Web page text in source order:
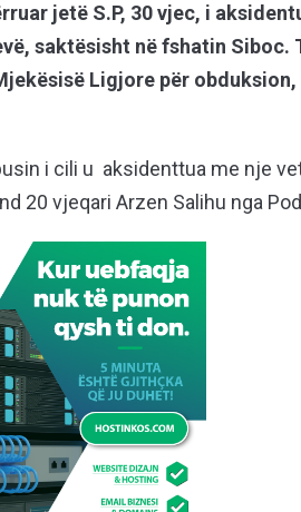
jetë S.P, 30 vjec, i
saktësisht në fshatin Siboc.
Ligjore për
i cili u aksidenttua me nje
20 vjeqari Arzen Salihu nga